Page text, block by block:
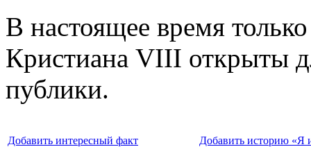
В настоящее время
Кристиана VIII открыты
публики.
Добавить интересный факт
Добавить историю «Я